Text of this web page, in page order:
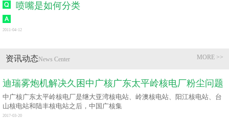
喷嘴是如何分类
2011-04-12
MORE >>
资讯动态News Center
迪瑞雾炮机解决久困中广核广东太平岭核电厂粉尘问题
中广核广东太平岭核电厂是继大亚湾核电站、岭澳核电站、阳江核电站、台
山核电站和陆丰核电站之后，中国广核集
2017-03-20